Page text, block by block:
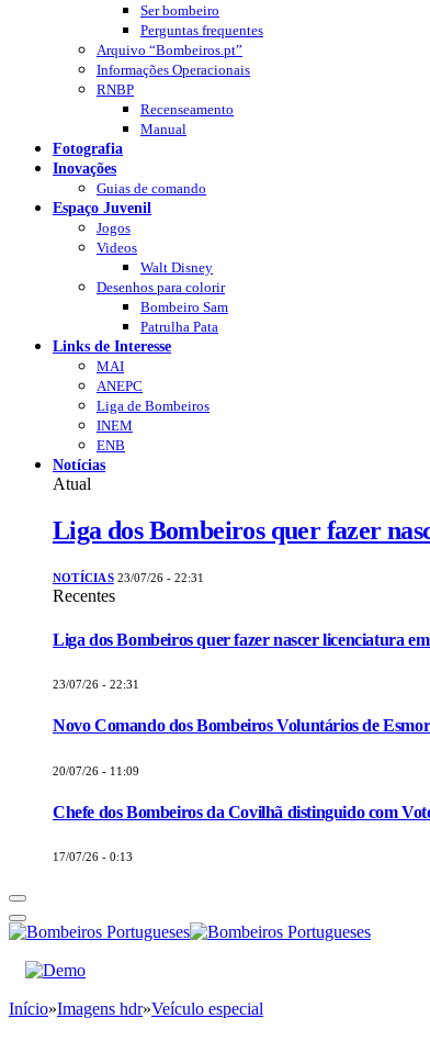
Ser bombeiro
Perguntas frequentes
Arquivo “Bombeiros.pt”
Informações Operacionais
RNBP
Recenseamento
Manual
Fotografia
Inovações
Guias de comando
Espaço Juvenil
Jogos
Videos
Walt Disney
Desenhos para colorir
Bombeiro Sam
Patrulha Pata
Links de Interesse
MAI
ANEPC
Liga de Bombeiros
INEM
ENB
Notícias
Atual
Liga dos Bombeiros quer fazer
NOTÍCIAS 23/07/26 - 22:31
Recentes
Liga dos Bombeiros quer fazer nascer licenciatura
23/07/26 - 22:31
Novo Comando dos Bombeiros Voluntários de
20/07/26 - 11:09
Chefe dos Bombeiros da Covilhã distinguido com
17/07/26 - 0:13
Início»Imagens hdr»Veículo especial